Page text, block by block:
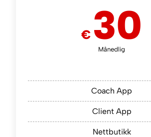
€ 30
Månedlig
Coach App
Client App
Nettbutikk